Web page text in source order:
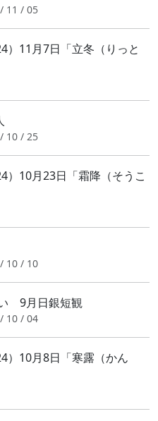
11 / 05
11月7日「立冬（りっと
10 / 25
10月23日「霜降（そうこ
10 / 10
9月日銀短観
10 / 04
10月8日「寒露（かん